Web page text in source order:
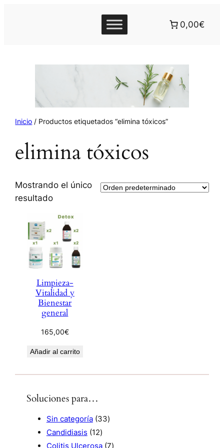
0,00€
Inicio / Productos etiquetados “elimina tóxicos”
elimina tóxicos
Mostrando el único
resultado
Limpieza-
Vitalidad y
Bienestar
general
165,00€
Añadir al carrito
Soluciones para…
Sin categoría 333
p
Candidiasis 121
2
Colitis Ulcerosa 77